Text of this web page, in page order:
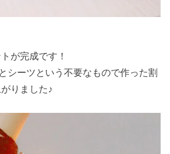
が完成です！
シーツという不要なもので作った割
りました♪